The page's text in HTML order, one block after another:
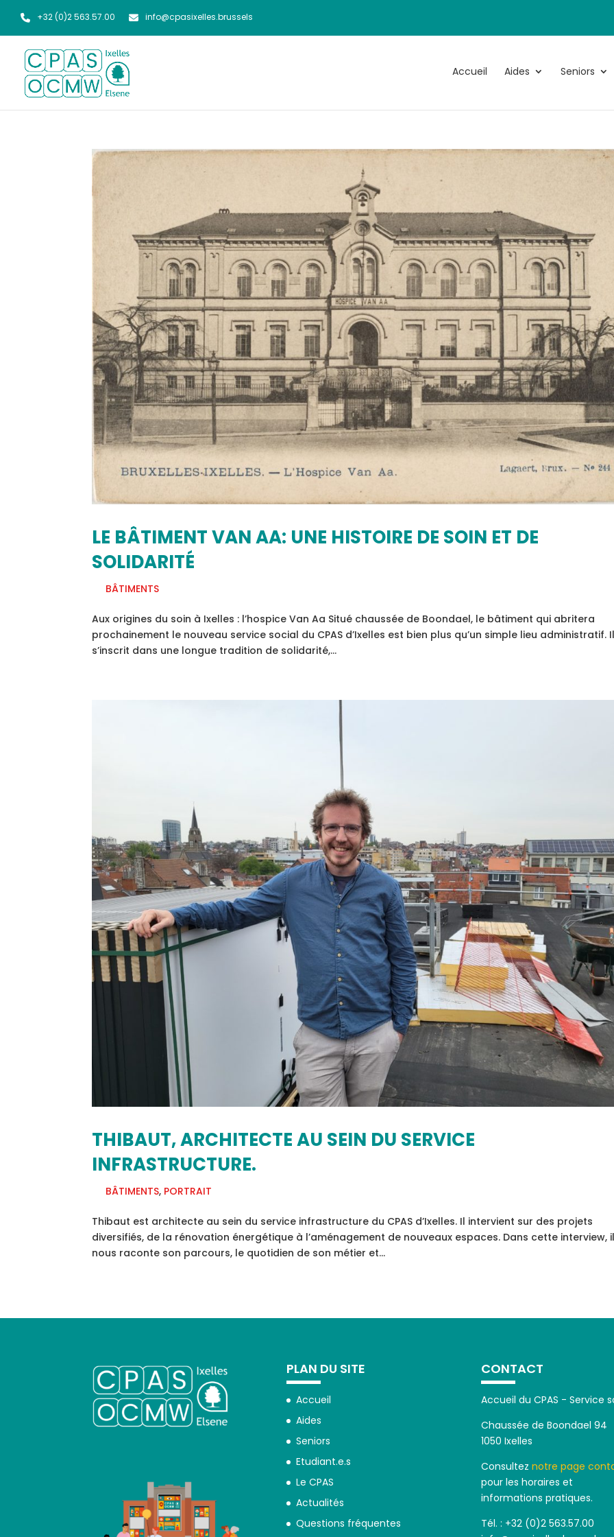
+32 (0)2 563.57.00 info@cpasixelles.brussels
Accueil Aides Seniors
LE BÂTIMENT VAN AA: UNE HISTOIRE DE SOIN ET DE
SOLIDARITÉ
BÂTIMENTS
Aux origines du soin à Ixelles : l’hospice Van Aa Situé chaussée de Boondael, le bâtiment qui abritera
prochainement le nouveau service social du CPAS d’Ixelles est bien plus qu’un simple lieu administratif.
s’inscrit dans une longue tradition de solidarité,...
THIBAUT, ARCHITECTE AU SEIN DU SERVICE
INFRASTRUCTURE.
BÂTIMENTS, PORTRAIT
Thibaut est architecte au sein du service infrastructure du CPAS d’Ixelles. Il intervient sur des projets
diversifiés, de la rénovation énergétique à l’aménagement de nouveaux espaces. Dans cette interview,
nous raconte son parcours, le quotidien de son métier et...
PLAN DU SITE
Accueil
Aides
Seniors
Etudiant.e.s
Le CPAS
Actualités
Questions fréquentes
CONTACT
Accueil du CPAS - Service
Chaussée de Boondael 94
1050 Ixelles
Consultez notre page
pour les horaires et
informations pratiques.
Tél. : +32 (0)2 563.57.00